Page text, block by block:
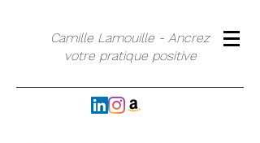
Camille Lamouille - Ancrez
votre pratique positive